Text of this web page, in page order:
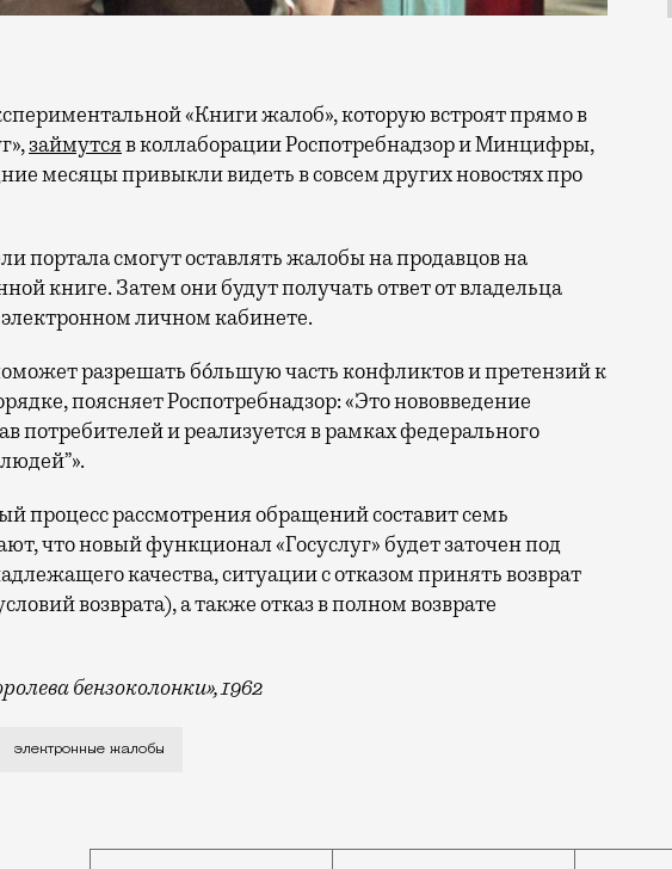
займутсяв коллаборации Роспотребнадзор и Минцифры,
месяцы привыкли видеть в совсем других новостях про
портала смогут оставлять жалобы на продавцов на
книге. Затем они будут получать ответ от владельца
личном кабинете.
разрешать бóльшую часть конфликтов и претензий к
поясняет Роспотребнадзор: «Это нововведение
потребителей и реализуется в рамках федерального
процесс рассмотрения обращений составит семь
что новый функционал «Госуслуг» будет заточен под
качества, ситуации с отказом принять возврат
возврата), а также отказ в полном возврате
бензоколонки», 1962
«Книги жалоб», которую встроят прямо в
электронные жалобы